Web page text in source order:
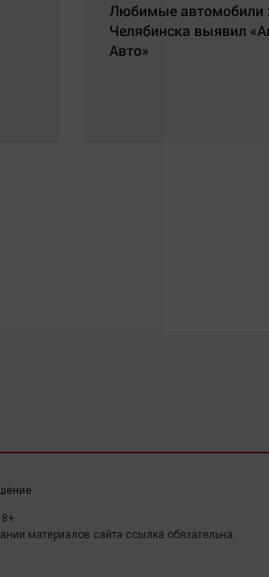
Любимые автомобили
Челябинска выявил
Авто»
материалов сайта ссылка обязательна.